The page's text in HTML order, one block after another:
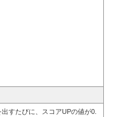
すたびに、スコアUPの値が0.